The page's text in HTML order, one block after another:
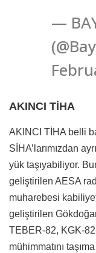
—
AKINCI TİHA
AKINCI TİHA belli
SİHA’larımızdan
yük taşıyabiliyor.
geliştirilen AESA
muharebesi
geliştirilen
TEBER-82, KGK-
mühimmatını